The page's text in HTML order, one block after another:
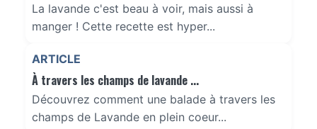
La lavande c'est beau à voir, mais aussi à
manger ! Cette recette est hyper...
ARTICLE
À travers les champs de lavande ...
Découvrez comment une balade à travers les
champs de Lavande en plein coeur...